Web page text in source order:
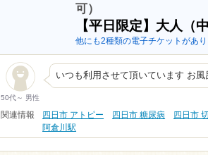
可）
【平日限定】大人（
他にも2種類の電子チケットがあ
50代～ 男性
いつも利用させて頂いています お
関連情報 四日市 アトピー 四日市 糖尿病 四日市
阿倉川駅